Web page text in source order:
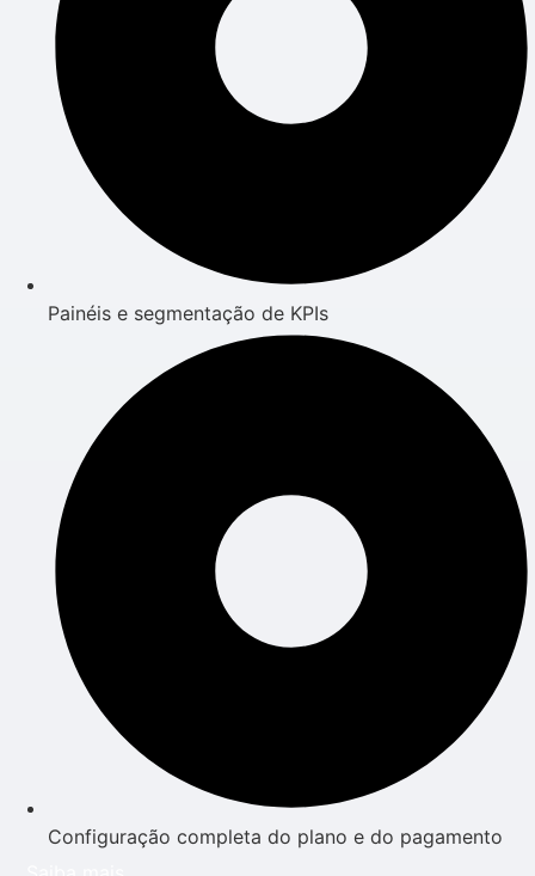
Painéis e segmentação de KPIs
Configuração completa do plano e do pagamento